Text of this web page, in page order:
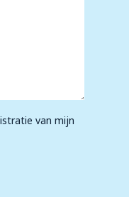
van mijn